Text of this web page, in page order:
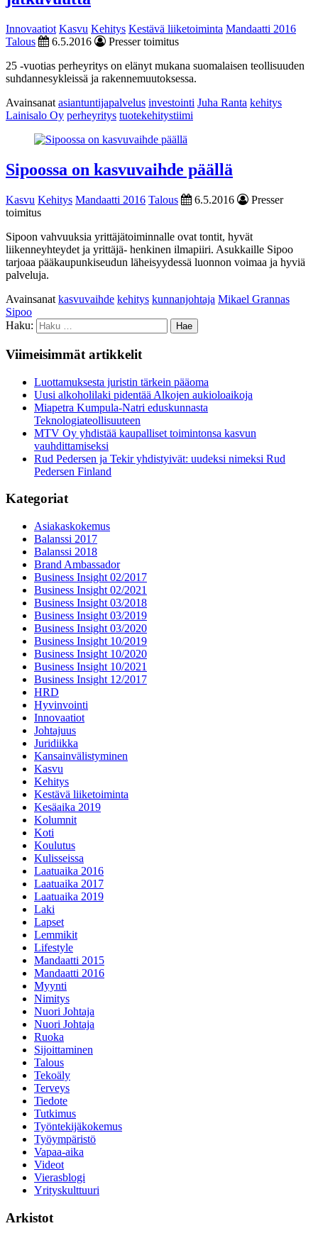
Innovaatiot Kasvu Kehitys Kestävä liiketoiminta Mandaatti 2016
Talous
6.5.2016
Presser toimitus
25 -vuotias perheyritys on elänyt mukana suomalaisen teollisuuden
suhdannesykleissä ja rakennemuutoksessa.
Avainsanat asiantuntijapalvelus investointi Juha Ranta kehitys
Lainisalo Oy perheyritys tuotekehitystiimi
Sipoossa on kasvuvaihde päällä
Kasvu Kehitys Mandaatti 2016 Talous 6.5.2016
Presser
toimitus
Sipoon vahvuuksia yrittäjätoiminnalle ovat tontit, hyvät
liikenneyhteydet ja yrittäjä- henkinen ilmapiiri. Asukkaille Sipoo
tarjoaa pääkaupunkiseudun läheisyydessä luonnon voimaa ja hyviä
palveluja.
Avainsanat kasvuvaihde kehitys kunnanjohtaja Mikael Grannas
Sipoo
Haku:
Viimeisimmät artikkelit
Luottamuksesta juristin tärkein pääoma
Uusi alkoholilaki pidentää Alkojen aukioloaikoja
Miapetra Kumpula-Natri eduskunnasta
Teknologiateollisuuteen
MTV Oy yhdistää kaupalliset toimintonsa kasvun
vauhdittamiseksi
Rud Pedersen ja Tekir yhdistyivät: uudeksi nimeksi Rud
Pedersen Finland
Kategoriat
Asiakaskokemus
Balanssi 2017
Balanssi 2018
Brand Ambassador
Business Insight 02/2017
Business Insight 02/2021
Business Insight 03/2018
Business Insight 03/2019
Business Insight 03/2020
Business Insight 10/2019
Business Insight 10/2020
Business Insight 10/2021
Business Insight 12/2017
HRD
Hyvinvointi
Innovaatiot
Johtajuus
Juridiikka
Kansainvälistyminen
Kasvu
Kehitys
Kestävä liiketoiminta
Kesäaika 2019
Kolumnit
Koti
Koulutus
Kulisseissa
Laatuaika 2016
Laatuaika 2017
Laatuaika 2019
Laki
Lapset
Lemmikit
Lifestyle
Mandaatti 2015
Mandaatti 2016
Myynti
Nimitys
Nuori Johtaja
Nuori Johtaja
Ruoka
Sijoittaminen
Talous
Tekoäly
Terveys
Tiedote
Tutkimus
Työntekijäkokemus
Työympäristö
Vapaa-aika
Videot
Vierasblogi
Yrityskulttuuri
Arkistot